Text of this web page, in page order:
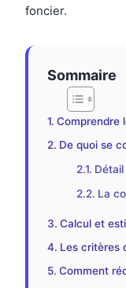
foncier.
Sommaire
Comprendre
De quoi se
La
Calcul et
Les critères
Comment